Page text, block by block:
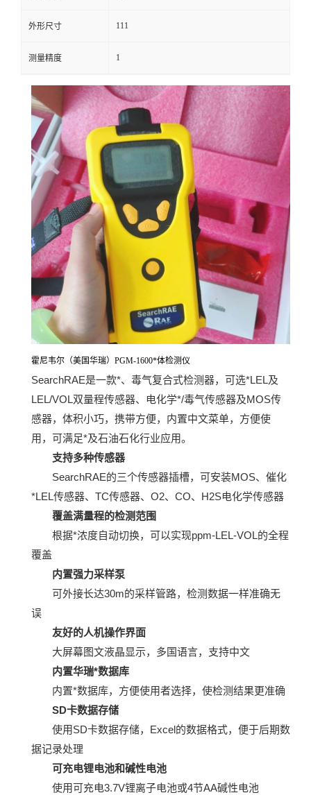
外形尺寸 111
测量精度 1
霍尼韦尔（美国华瑞）PGM-1600*体检测仪
SearchRAE是一款*、毒气复合式检测器，可选*LEL及
LEL/VOL双量程传感器、电化学*/毒气传感器及MOS传
感器，体积小巧，携带方便，内置中文菜单，方便使
用，可满足*及石油石化行业应用。
支持多种传感器
SearchRAE的三个传感器插槽，可安装MOS、催化
*LEL传感器、TC传感器、O2、CO、H2S电化学传感器
覆盖满量程的检测范围
根据*浓度自动切换，可以实现ppm-LEL-VOL的全程
覆盖
内置强力采样泵
可外接长达30m的采样管路，检测数据一样准确无
误
友好的人机操作界面
大屏幕图文液晶显示，多国语言，支持中文
内置华瑞*数据库
内置*数据库，方便使用者选择，使检测结果更准确
SD卡数据存储
使用SD卡数据存储，Excel的数据格式，便于后期数
据记录处理
可充电锂电池和碱性电池
使用可充电3.7V锂离子电池或4节AA碱性电池